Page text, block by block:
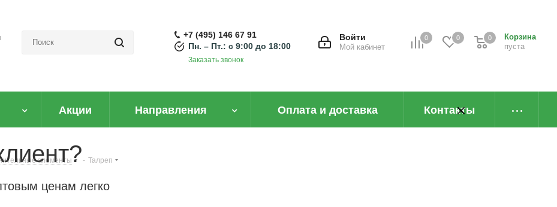
0 0
Корзина
пуста
0
Войти
Мой кабинет
+7 (495) 146 67 91
Пн. – Пт.: с 9:00 до 18:00
Заказать звонок
Акции Направления Оплата и доставка Контакты
элементы - Талреп
ценам легко